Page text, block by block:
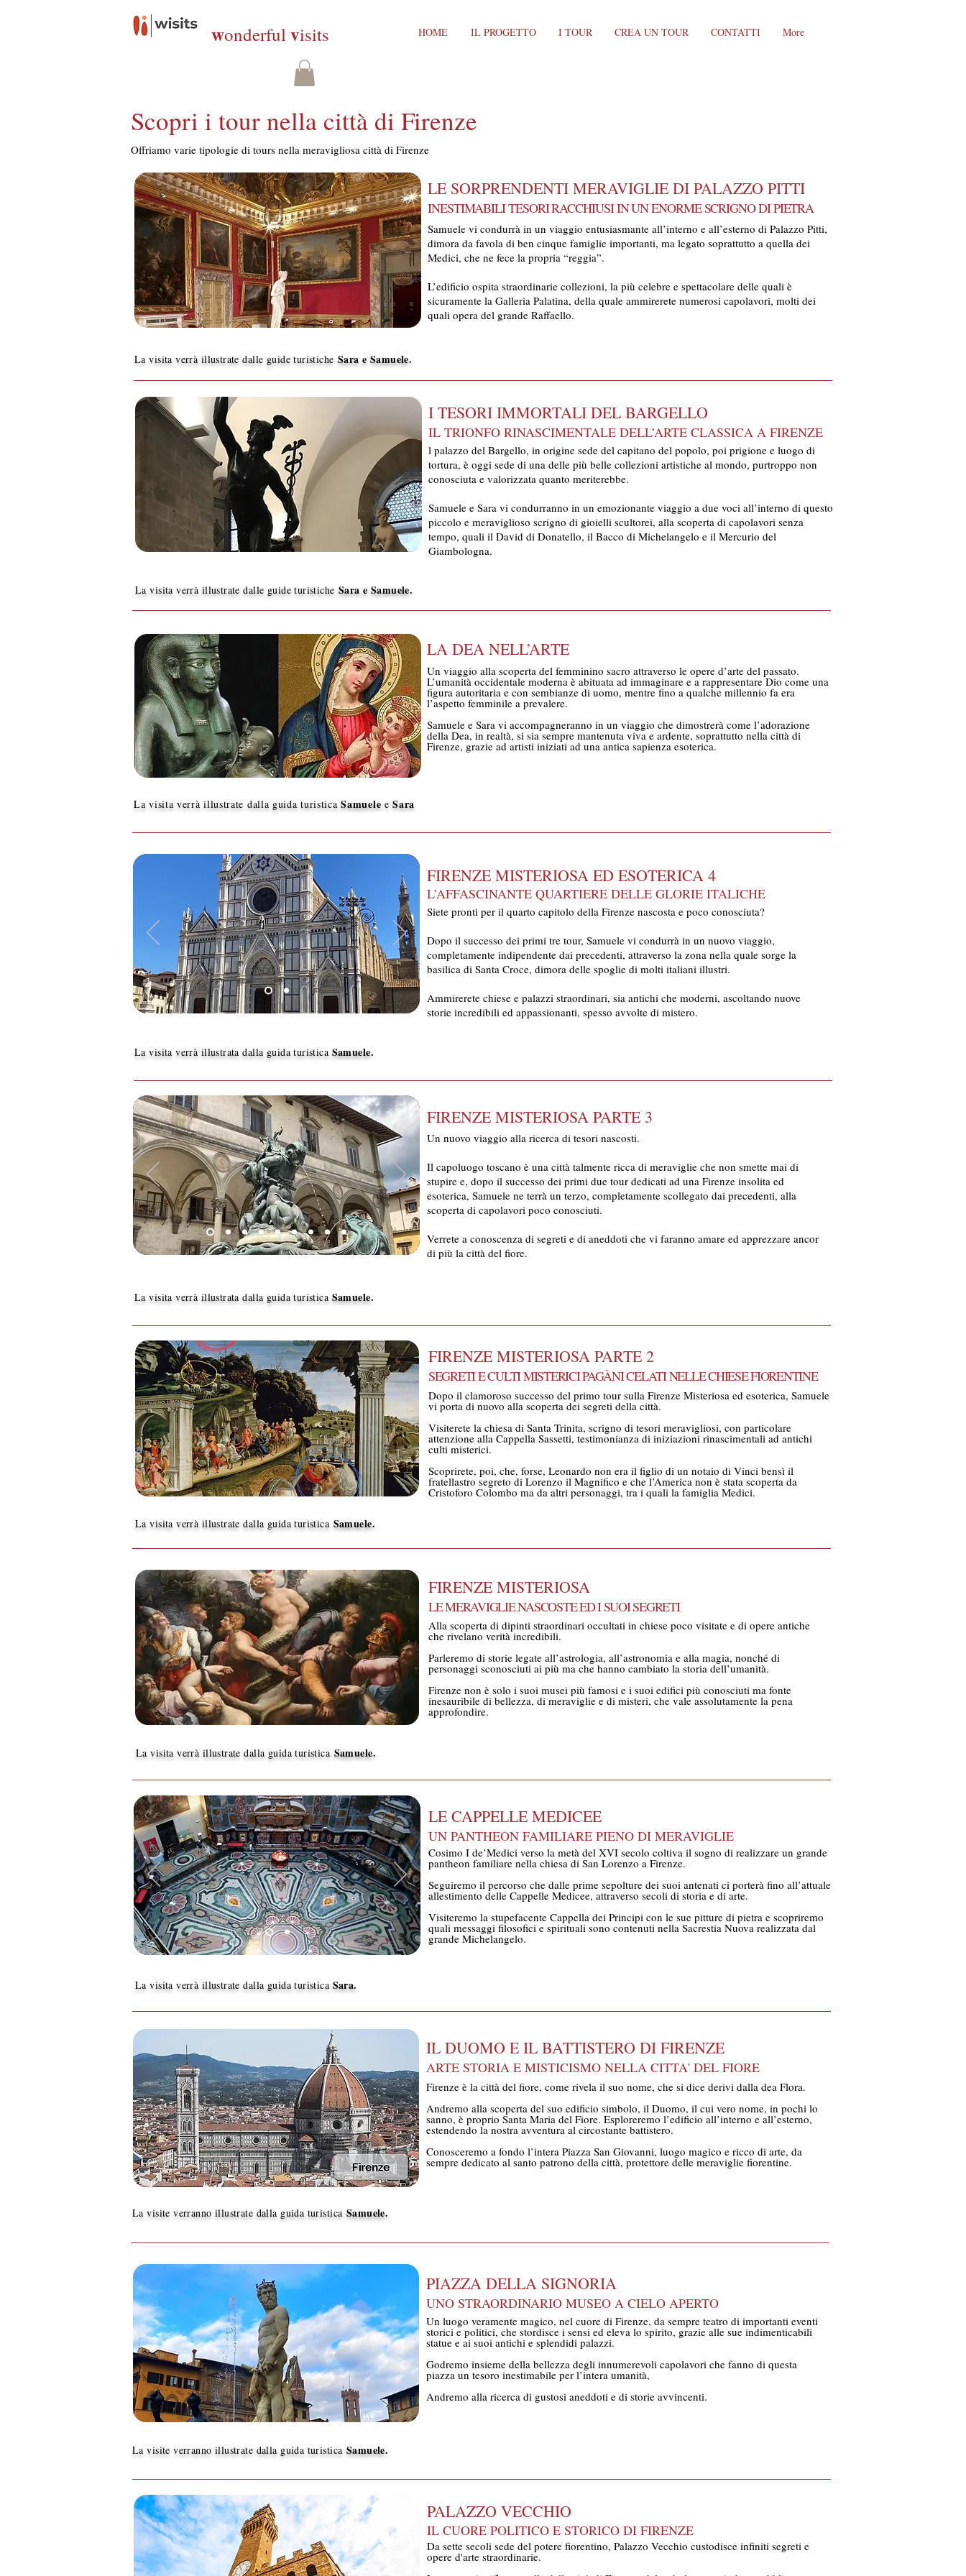
wonderfulvisits HOME IL PROGETTO I TOUR CREA UN TOUR CONTATTI More
Scopri i tour nella città di Firenze
Offriamo varie tipologie di tours nella meravigliosa città di Firenze
LE SORPRENDENTI MERAVIGLIE DI PALAZZO PITTI
INESTIMABILI TESORI RACCHIUSI IN UN ENORME SCRIGNO DI PIETRA
Samuele vi condurrà in un viaggio entusiasmante all’interno e all’esterno di Palazzo Pitti,
dimora da favola di ben cinque famiglie importanti, ma legato soprattutto a quella dei
Medici, che ne fece la propria “reggia”.
L’edificio ospita straordinarie collezioni, la più celebre e spettacolare delle quali è
sicuramente la Galleria Palatina, della quale ammirerete numerosi capolavori, molti dei
quali opera del grande Raffaello.
La visita verrà illustrate dalle guide turistiche Sara e Samuele.
I TESORI IMMORTALI DEL BARGELLO
IL TRIONFO RINASCIMENTALE DELL’ARTE CLASSICA A FIRENZE
l palazzo del Bargello, in origine sede del capitano del popolo, poi prigione e luogo di
tortura, è oggi sede di una delle più belle collezioni artistiche al mondo, purtroppo non
conosciuta e valorizzata quanto meriterebbe.
Samuele e Sara vi condurranno in un emozionante viaggio a due voci all’interno di questo
piccolo e meraviglioso scrigno di gioielli scultorei, alla scoperta di capolavori senza
tempo, quali il David di Donatello, il Bacco di Michelangelo e il Mercurio del
Giambologna.
La visita verrà illustrate dalle guide turistiche Sara e Samuele.
LA DEA NELL’ARTE
Un viaggio alla scoperta del femminino sacro attraverso le opere d’arte del passato.
L’umanità occidentale moderna è abituata ad immaginare e a rappresentare Dio come una
figura autoritaria e con sembianze di uomo, mentre fino a qualche millennio fa era
l’aspetto femminile a prevalere.
Samuele e Sara vi accompagneranno in un viaggio che dimostrerà come l’adorazione
della Dea, in realtà, si sia sempre mantenuta viva e ardente, soprattutto nella città di
Firenze, grazie ad artisti iniziati ad una antica sapienza esoterica.
La visita verrà illustrate dalla guida turisticaSamuele e Sara
FIRENZE MISTERIOSA ED ESOTERICA 4
L’AFFASCINANTE QUARTIERE DELLE GLORIE ITALICHE
Siete pronti per il quarto capitolo della Firenze nascosta e poco conosciuta?
Dopo il successo dei primi tre tour, Samuele vi condurrà in un nuovo viaggio,
completamente indipendente dai precedenti, attraverso la zona nella quale sorge la
basilica di Santa Croce, dimora delle spoglie di molti italiani illustri.
Ammirerete chiese e palazzi straordinari, sia antichi che moderni, ascoltando nuove
storie incredibili ed appassionanti, spesso avvolte di mistero.
La visita verrà illustrata dalla guida turistica Samuele.
FIRENZE MISTERIOSA PARTE 3
Un nuovo viaggio alla ricerca di tesori nascosti.
Il capoluogo toscano è una città talmente ricca di meraviglie che non smette mai di
stupire e, dopo il successo dei primi due tour dedicati ad una Firenze insolita ed
esoterica, Samuele ne terrà un terzo, completamente scollegato dai precedenti, alla
scoperta di capolavori poco conosciuti.
Verrete a conoscenza di segreti e di aneddoti che vi faranno amare ed apprezzare ancor
di più la città del fiore.
La visita verrà illustrata dalla guida turistica Samuele.
FIRENZE MISTERIOSA PARTE 2
SEGRETI E CULTI MISTERICI PAGÀNI CELATI NELLE CHIESE FIORENTINE
Dopo il clamoroso successo del primo tour sulla Firenze Misteriosa ed esoterica, Samuele
vi porta di nuovo alla scoperta dei segreti della città.
Visiterete la chiesa di Santa Trinita, scrigno di tesori meravigliosi, con particolare
attenzione alla Cappella Sassetti, testimonianza di iniziazioni rinascimentali ad antichi
culti misterici.
Scoprirete, poi, che, forse, Leonardo non era il figlio di un notaio di Vinci bensì il
fratellastro segreto di Lorenzo il Magnifico e che l’America non è stata scoperta da
Cristoforo Colombo ma da altri personaggi, tra i quali la famiglia Medici.
La visita verrà illustrate dalla guida turistica Samuele.
FIRENZE MISTERIOSA
LE MERAVIGLIE NASCOSTE ED I SUOI SEGRETI
Alla scoperta di dipinti straordinari occultati in chiese poco visitate e di opere antiche
che rivelano verità incredibili.
Parleremo di storie legate all’astrologia, all’astronomia e alla magia, nonché di
personaggi sconosciuti ai più ma che hanno cambiato la storia dell’umanità.
Firenze non è solo i suoi musei più famosi e i suoi edifici più conosciuti ma fonte
inesauribile di bellezza, di meraviglie e di misteri, che vale assolutamente la pena
approfondire.
La visita verrà illustrate dalla guida turistica Samuele.
LE CAPPELLE MEDICEE
UN PANTHEON FAMILIARE PIENO DI MERAVIGLIE
Cosimo I de’Medici verso la metà del XVI secolo coltiva il sogno di realizzare un grande
pantheon familiare nella chiesa di San Lorenzo a Firenze.
Seguiremo il percorso che dalle prime sepolture dei suoi antenati ci porterà fino all’attuale
allestimento delle Cappelle Medicee, attraverso secoli di storia e di arte.
Visiteremo la stupefacente Cappella dei Principi con le sue pitture di pietra e scopriremo
quali messaggi filosofici e spirituali sono contenuti nella Sacrestia Nuova realizzata dal
grande Michelangelo.
La visita verrà illustrate dalla guida turistica Sara.
IL DUOMO E IL BATTISTERO DI FIRENZE
ARTE STORIA E MISTICISMO NELLA CITTA' DEL FIORE
Firenze è la città del fiore, come rivela il suo nome, che si dice derivi dalla dea Flora.
Andremo alla scoperta del suo edificio simbolo, il Duomo, il cui vero nome, in pochi lo
sanno, è proprio Santa Maria del Fiore. Esploreremo l’edificio all’interno e all’esterno,
estendendo la nostra avventura al circostante battistero.
Conosceremo a fondo l’intera Piazza San Giovanni, luogo magico e ricco di arte, da
sempre dedicato al santo patrono della città, protettore delle meraviglie fiorentine.
La visite verranno illustrate dalla guida turistica Samuele.
PIAZZA DELLA SIGNORIA
UNO STRAORDINARIO MUSEO A CIELO APERTO
Un luogo veramente magico, nel cuore di Firenze, da sempre teatro di importanti eventi
storici e politici, che stordisce i sensi ed eleva lo spirito, grazie alle sue indimenticabili
statue e ai suoi antichi e splendidi palazzi.
Godremo insieme della bellezza degli innumerevoli capolavori che fanno di questa
piazza un tesoro inestimabile per l’intera umanità,
Andremo alla ricerca di gustosi aneddoti e di storie avvincenti.
La visite verranno illustrate dalla guida turistica Samuele.
PALAZZO VECCHIO
IL CUORE POLITICO E STORICO DI FIRENZE
Da sette secoli sede del potere fiorentino, Palazzo Vecchio custodisce infiniti segreti e
opere d'arte straordinarie.